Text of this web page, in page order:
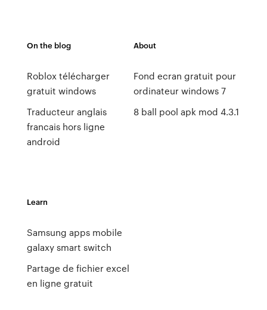
On the blog
Roblox télécharger
gratuit windows
Traducteur anglais
francais hors ligne
android
About
Fond ecran gratuit pour
ordinateur windows 7
8 ball pool apk mod 4.3.1
Learn
Samsung apps mobile
galaxy smart switch
Partage de fichier excel
en ligne gratuit